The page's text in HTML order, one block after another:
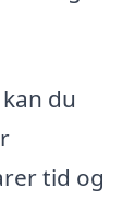
du
tid og